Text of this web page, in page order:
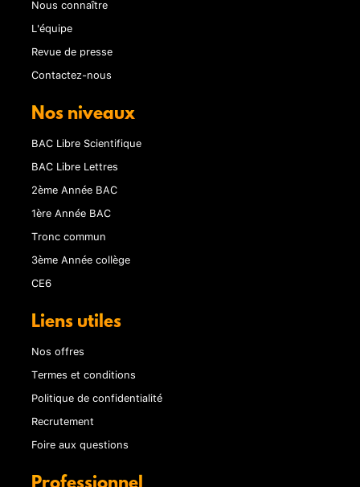
Nous connaître
L'équipe
Revue de presse
Contactez-nous
Nos niveaux
BAC Libre Scientifique
BAC Libre Lettres
2ème Année BAC
1ère Année BAC
Tronc commun
3ème Année collège
CE6
Liens utiles
Nos offres
Termes et conditions
Politique de confidentialité
Recrutement
Foire aux questions